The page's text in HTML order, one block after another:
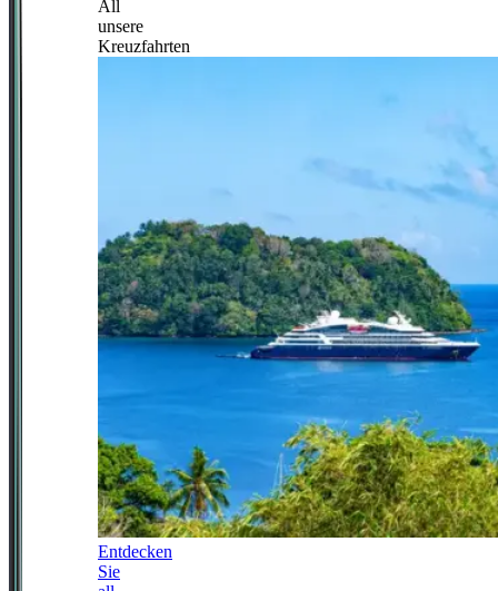
All
unsere
Kreuzfahrten
Entdecken
Sie